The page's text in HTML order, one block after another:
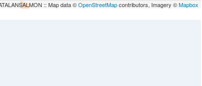
:: Map data ©OpenStreetMapcontributors, Imagery ©Mapbox